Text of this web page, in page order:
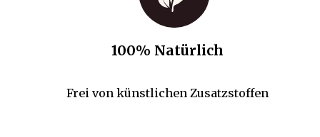
100% Natürlich
Frei von künstlichen Zusatzstoffen